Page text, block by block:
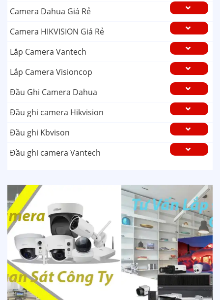
Camera Dahua Giá Rẻ
Camera HIKVISION Giá Rẻ
Lắp Camera Vantech
Lắp Camera Visioncop
Đầu Ghi Camera Dahua
Đầu ghi camera Hikvision
Đầu ghi Kbvison
Đầu ghi camera Vantech